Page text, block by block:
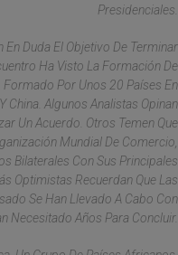
Presidenciales.
Duda El Objetivo De Terminar
Ha Visto La Formación De
Por Unos 20 Países En
China. Algunos Analistas Opinan
Un Acuerdo. Otros Temen Que
Mundial De Comercio,
Bilaterales Con Sus Principales
Optimistas Recuerdan Que Las
Se Han Llevado A Cabo Con
Necesitado Años Para Concluir.